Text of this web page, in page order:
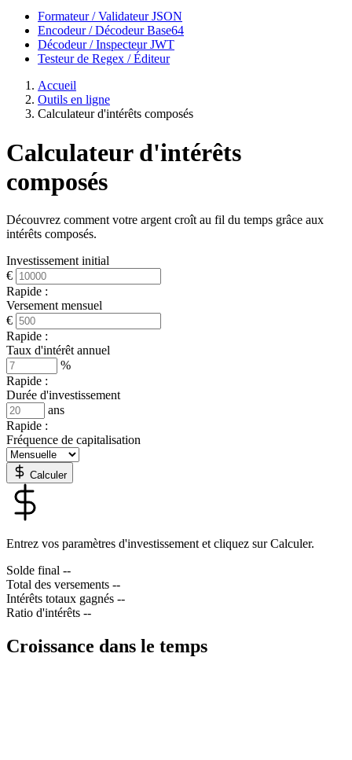
Formateur / Validateur JSON
Encodeur / Décodeur Base64
Décodeur / Inspecteur JWT
Testeur de Regex / Éditeur
Accueil
Outils en ligne
Calculateur d'intérêts composés
Calculateur d'intérêts
composés
Découvrez comment votre argent croît au fil du temps grâce aux
intérêts composés.
Investissement initial
€
Rapide :
Versement mensuel
€
Rapide :
Taux d'intérêt annuel
%
Rapide :
Durée d'investissement
ans
Rapide :
Fréquence de capitalisation
Calculer
Entrez vos paramètres d'investissement et cliquez sur Calculer.
Solde final --
Total des versements --
Intérêts totaux gagnés --
Ratio d'intérêts --
Croissance dans le temps